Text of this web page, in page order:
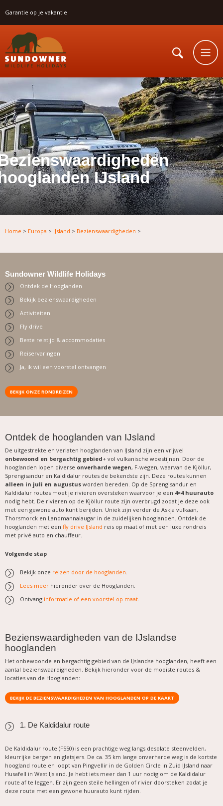
Garantie op je vakantie
IJsland
Home > Europa > IJsland > Bezienswaardigheden >
Sundowner Wildlife Holidays
Ontdek de Hooglanden
Bekijk bezienswaardigheden
Activiteiten
Fly drive
Beste reistijd & accommodaties
Reiservaringen
Ja, ik wil een voorstel ontvangen
BEKIJK ONZE RONDREIZEN
Ontdek de hooglanden van IJsland
De uitgestrekte en verlaten hooglanden van IJsland zijn een vrijwel
onbewoond en bergachtig gebied+ vol vulkanische woestijnen. Door de
hooglanden lopen diverse onverharde wegen, F-wegen, waarvan de Kjöllur,
Sprengisandur en Kaldidalur routes de bekendste zijn. Deze routes kunnen
alleen in juli en augustus worden bereden. Op de Sprengisandur en
Kaldidalur routes moet je rivieren oversteken waarvoor je een 4×4 huurauto
nodig hebt. De rivieren op de Kjöllur route zijn overbrugd zodat je deze ook
met een gewone auto kunt berijden. Uniek zijn verder de Askja vulkaan,
Thorsmorck en Landmannalaugar in de zuidelijken hooglanden. Ontdek de
hooglanden met een fly drive IJsland reis op maat of met een luxe rondreis
met privé auto en chauffeur.
Volgende stap
Bekijk onze reizen door de hooglanden
Lees meer hieronder over de Hooglanden.
Ontvang informatie of een voorstel op maat
Bezienswaardigheden van de IJslandse
hooglanden
Het onbewoonde en bergachtig gebied van de IJslandse hooglanden, heeft een
aantal bezienswaardigheden. Bekijk hieronder voor de mooiste routes &
locaties van de Hooglanden:
BEKIJK DE BEZIENSWAARDIGHEDEN VAN HOOGLANDEN OP DE KAART
1. De Kaldidalur route
De Kaldidalur route (F550) is een prachtige weg langs desolate steenvelden,
kleurrijke bergen en gletsjers. De ca. 35 km lange onverharde weg is de kortste
hoogland route en loopt van Pingvellir in de Golden Circle in Zuid IJsland naar
Husafell in West IJsland. Je hebt iets meer dan 1 uur nodig om de Kaldidalur
route af te leggen. Er zijn geen steile hellingen of rivier doorsteken zodat je
deze route met een gewone huurauto kunt rijden.